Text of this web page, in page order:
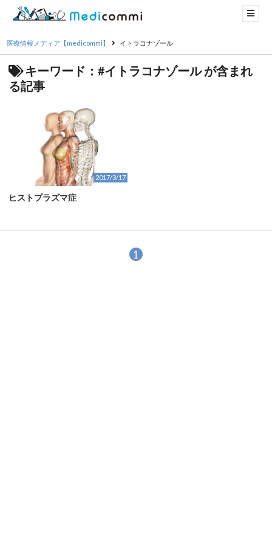
医療情報メディア【medicommi】 イトラコナゾール
キーワード：#イトラコナゾール が含まれ
る記事
2017/3/17
ヒストプラズマ症
1